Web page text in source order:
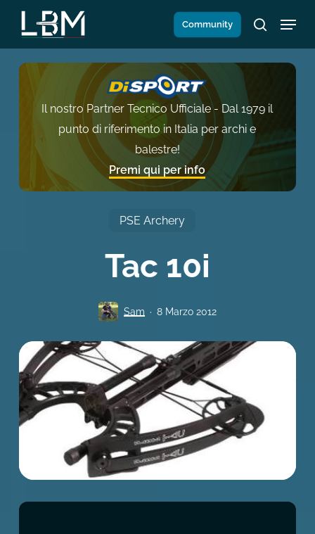
Salta
contenuto
principale
Community
search
Menu
Il nostro Partner Tecnico Ufficiale - Dal 1979 il
punto di riferimento in Italia per archi e
balestre!
Premi qui per info
PSE Archery
Tac 10i
Sam 8 Marzo 2012